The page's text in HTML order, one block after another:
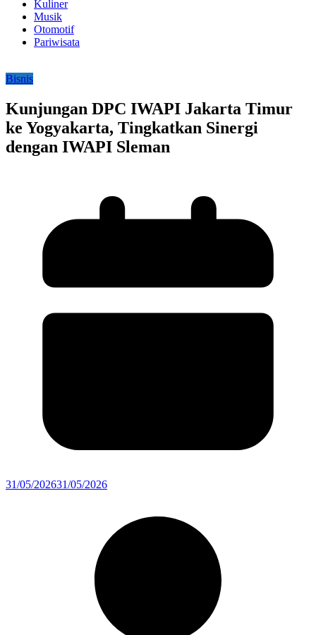
Kuliner
Musik
Otomotif
Pariwisata
Bisnis
Kunjungan DPC IWAPI Jakarta Timur
ke Yogyakarta, Tingkatkan Sinergi
dengan IWAPI Sleman
31/05/202631/05/2026